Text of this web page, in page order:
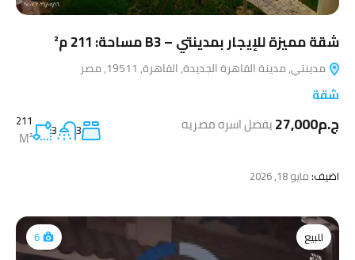
شقة مميزة للإيجار بمدينتي – B3 مساحة: 211 م²
مدينتي, مدينة القاهرة الجديدة, القاهرة, 19511, مصر
شقة
ج.م27,000 يفضل اسره مصريه 3
3
211
M²
اضيف:مايو 18, 2026
للبيع 6